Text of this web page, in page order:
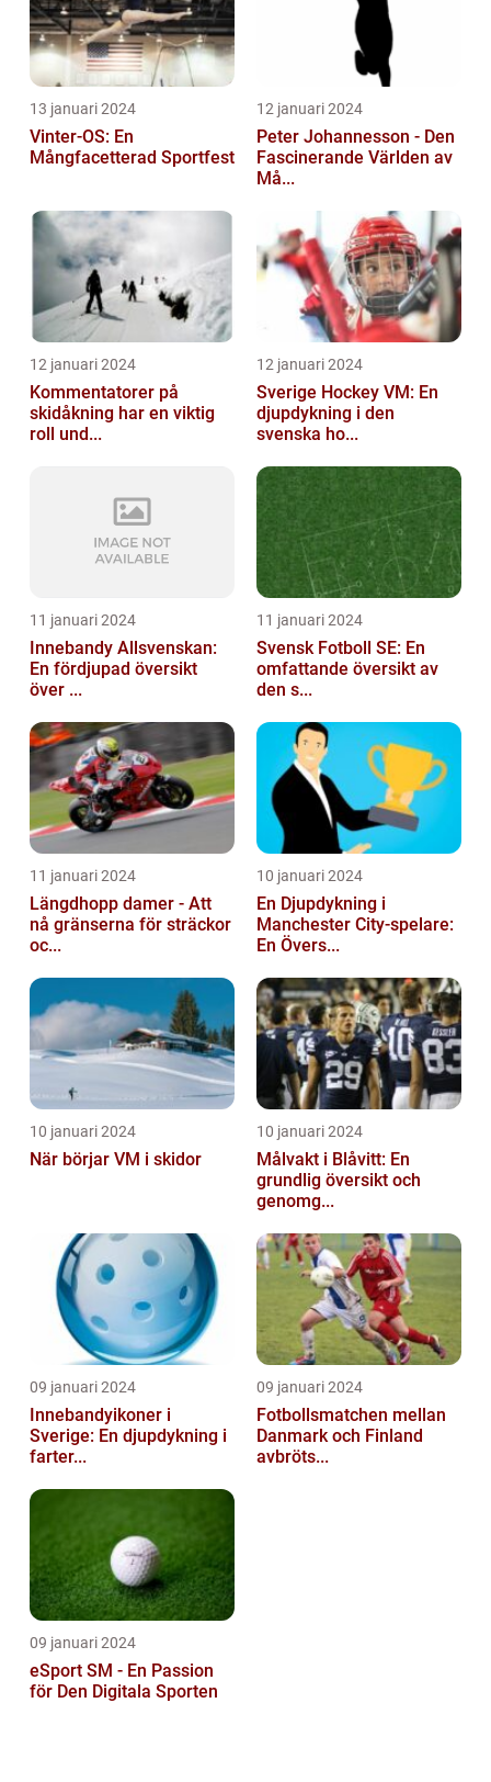
13 januari 2024
Vinter-OS: En
Mångfacetterad Sportfest
12 januari 2024
Peter Johannesson - Den
Fascinerande Världen av
Må...
12 januari 2024
Kommentatorer på
skidåkning har en viktig
roll und...
12 januari 2024
Sverige Hockey VM: En
djupdykning i den
svenska ho...
11 januari 2024
Innebandy Allsvenskan:
En fördjupad översikt
över ...
11 januari 2024
Svensk Fotboll SE: En
omfattande översikt av
den s...
11 januari 2024
Längdhopp damer - Att
nå gränserna för sträckor
oc...
10 januari 2024
En Djupdykning i
Manchester City-spelare:
En Övers...
10 januari 2024
När börjar VM i skidor
10 januari 2024
Målvakt i Blåvitt: En
grundlig översikt och
genomg...
09 januari 2024
Innebandyikoner i
Sverige: En djupdykning i
farter...
09 januari 2024
Fotbollsmatchen mellan
Danmark och Finland
avbröts...
09 januari 2024
eSport SM - En Passion
för Den Digitala Sporten